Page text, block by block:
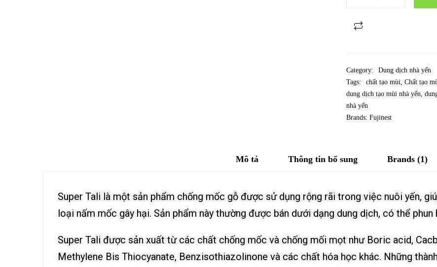
Category:
Dung dịch nhà yến
Tags:
chất tạo mùi, Chất tạo
dung dịch tạo mùi nhà yến,
nhà yến
Brands: Fujinest
Mô tả Thông tin bổ sung Brands (1)
Super Tali là một sản phẩm chống mốc gỗ được sử dụng rộng rãi trong việc nuôi yến,
loại nấm mốc gây hại. Sản phẩm này thường được bán dưới dạng dung dịch, có thể
Super Tali được sản xuất từ các chất chống mốc và chống mối mọt như Boric acid,
Methylene Bis Thiocyanate, Benzisothiazolinone và các chất hóa học khác. Những